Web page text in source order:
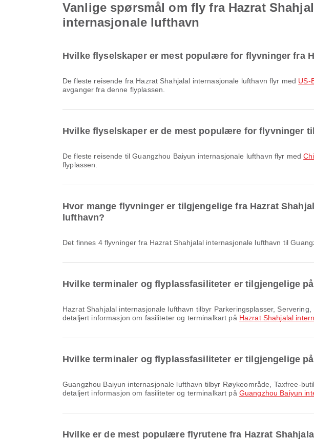
Vanlige spørsmål om fly fra Hazrat
internasjonale lufthavn
Hvilke flyselskaper er mest populære for flyvninger fra
De fleste reisende fra Hazrat Shahjalal internasjonale lufthavn flyr med US-
avganger fra denne flyplassen.
Hvilke flyselskaper er de mest populære for flyvninger
De fleste reisende til Guangzhou Baiyun internasjonale lufthavn flyr med
flyplassen.
Hvor mange flyvninger er tilgjengelige fra Hazrat
lufthavn?
Det finnes 4 flyvninger fra Hazrat Shahjalal internasjonale lufthavn til
Hvilke terminaler og flyplassfasiliteter er tilgjengelige
Hazrat Shahjalal internasjonale lufthavn tilbyr Parkeringsplasser, Servering, Barnehage rom og mange andre fasiliteter som forbedrer reiseopplevelsen din. Du kan se
detaljert informasjon om fasiliteter og terminalkart på Hazrat Shahjalal
Hvilke terminaler og flyplassfasiliteter er tilgjengelige
Guangzhou Baiyun internasjonale lufthavn tilbyr Røykeområde, Taxfree-butikk, Rullestol og mange andre fasiliteter som forbedrer reiseopplevelsen din. Du kan se
detaljert informasjon om fasiliteter og terminalkart på Guangzhou Baiyun
Hvilke er de mest populære flyrutene fra Hazrat